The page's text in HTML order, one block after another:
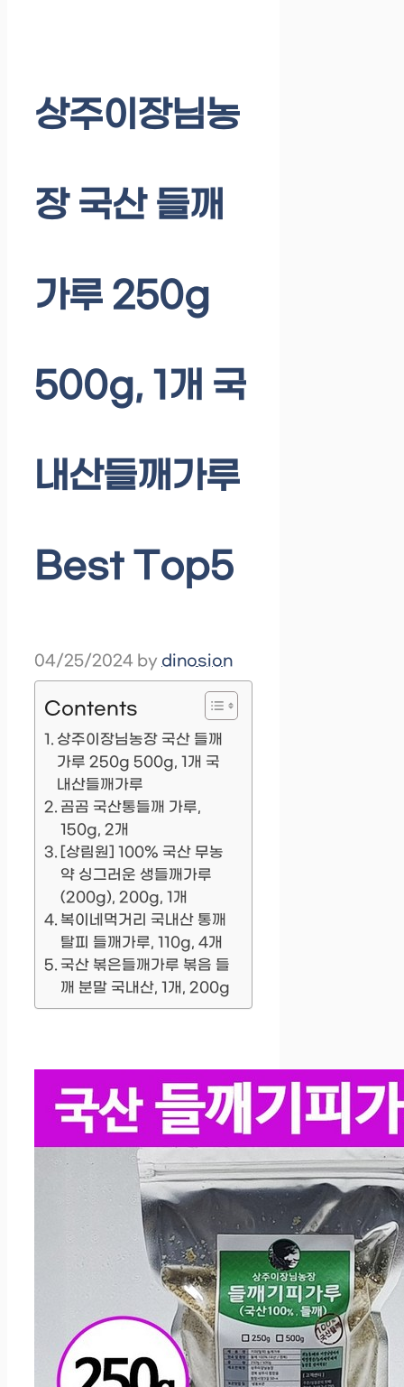
상주이장님농
장 국산 들깨
가루 250g
500g, 1개 국
내산들깨가루
Best Top5
04/25/2024 by dinosion
Contents
상주이장님농장 국산 들깨
가루 250g 500g, 1개 국
내산들깨가루
곰곰 국산통들깨 가루,
150g, 2개
[상림원] 100% 국산 무농
약 싱그러운 생들깨가루
(200g), 200g, 1개
복이네먹거리 국내산 통깨
탈피 들깨가루, 110g, 4개
국산 볶은들깨가루 볶음 들
깨 분말 국내산, 1개, 200g